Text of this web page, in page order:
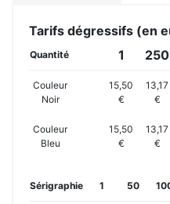
Tarifs dégressifs (en
Quantité 1 250
Couleur
Noir
15,50
€
13,17
€
Couleur
Bleu
15,50
€
13,17
€
Sérigraphie 1 50